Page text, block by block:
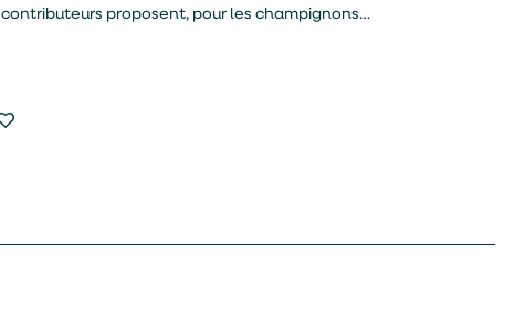
proposent, pour les champignons